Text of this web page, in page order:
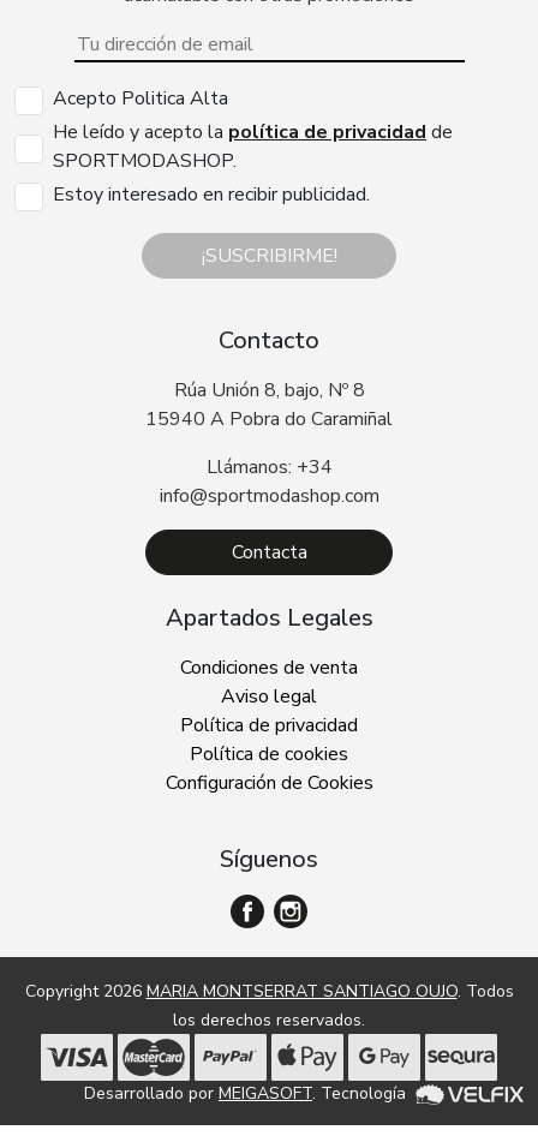
Acepto Politica Alta
He leído y acepto la política de privacidad de
SPORTMODASHOP.
Estoy interesado en recibir publicidad.
¡SUSCRIBIRME!
Contacto
Rúa Unión 8, bajo, Nº 8
15940 A Pobra do Caramiñal
Llámanos: +34
info@sportmodashop.com
Contacta
Apartados Legales
Condiciones de venta
Aviso legal
Política de privacidad
Política de cookies
Configuración de Cookies
Síguenos
Copyright 2026 MARIA MONTSERRAT SANTIAGO OUJO. Todos
los derechos reservados.
Desarrollado por MEIGASOFT. Tecnología